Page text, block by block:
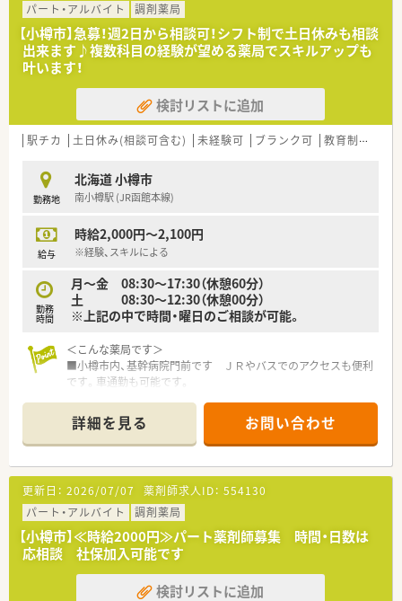
〈こんな薬局です〉
■JR小樽駅から中央通沿いに徒歩5分にある薬局です。
待合室をゆったり広くもうけ、患者様が居心地の良い薬局作り
を心掛けています。
■近隣の眼科クリニックからメインに処方せんを応需しており、
在宅にも力を入れている薬局です。
■地域の患者様がより快適な生活を送れるよう、介護用品や健康
食品も取り扱っています。
パート・アルバイト 調剤薬局
【小樽市】急募！週2日から相談可！シフト制で土日休みも相談
出来ます♪複数科目の経験が望める薬局でスキルアップも
叶います！
検討リストに追加
駅チカ 土日休み(相談可含む) 未経験可 ブランク可 教育制度あり
勤務地
北海道 小樽市
南小樽駅 (JR函館本線)
給与
時給2,000円～2,100円
※経験、スキルによる
勤務
時間
月～金 08:30～17:30（休憩60分）
土 08:30～12:30（休憩00分）
※上記の中で時間・曜日のご相談が可能。
＜こんな薬局です＞
■小樽市内、基幹病院門前です ＪＲやバスでのアクセスも便利
です。車通勤も可能です。
仕事復帰をお考えの方も安心してご勤務いただける薬局です。
■患者様にとって親しみやすく、薬以外のことでも気軽に相談で
きる薬局づくりを心がけています。
＜こんな会社です＞
■大手卸が経営する調剤薬局です。
■社内外の教育・研修に力を入れ社員の知識・スキルの向上をサ
ポート！
■新入社員から管理薬剤師まで段階的な人材育成を行うための
研修プログラムがあります。
■産休育休実績も多数あり。ご結婚・ご出産を経てもお仕事を続
けられる環境を整えています。
詳細を見る お問い合わせ
更新日： 2026/07/07 薬剤師求人ID： 554130
パート・アルバイト
調剤薬局
【小樽市】≪時給2000円≫パート薬剤師募集 時間・日数は
応相談 社保加入可能です
検討リストに追加